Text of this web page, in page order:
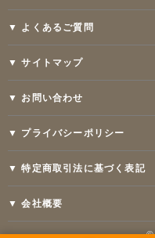
▼ よくあるご質問
▼ サイトマップ
▼ お問い合わせ
▼ プライバシーポリシー
▼ 特定商取引法に基づく表記
▼ 会社概要
©